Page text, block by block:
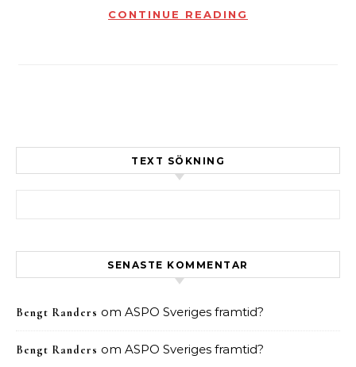
CONTINUE READING
TEXT SÖKNING
SENASTE KOMMENTAR
Bengt Randers om ASPO Sveriges framtid?
Bengt Randers om ASPO Sveriges framtid?